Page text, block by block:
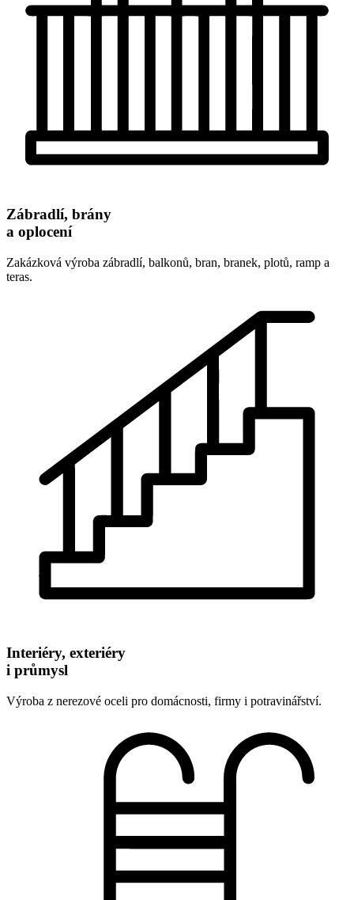
Zábradlí, brány
a oplocení
Zakázková výroba zábradlí, balkonů, bran, branek, plotů, ramp a
teras.
Interiéry, exteriéry
i průmysl
Výroba z nerezové oceli pro domácnosti, firmy i potravinářství.